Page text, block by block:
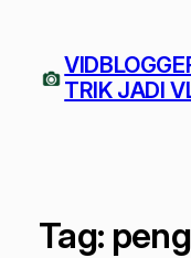
TRIK JADI
Tag: